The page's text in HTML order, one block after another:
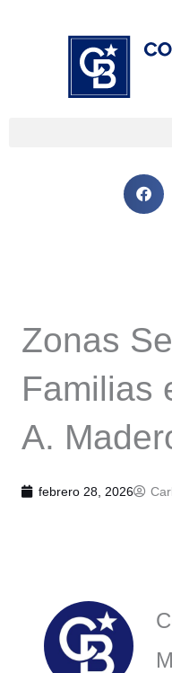
Zonas
Familias
A.
febrero 28, 2026